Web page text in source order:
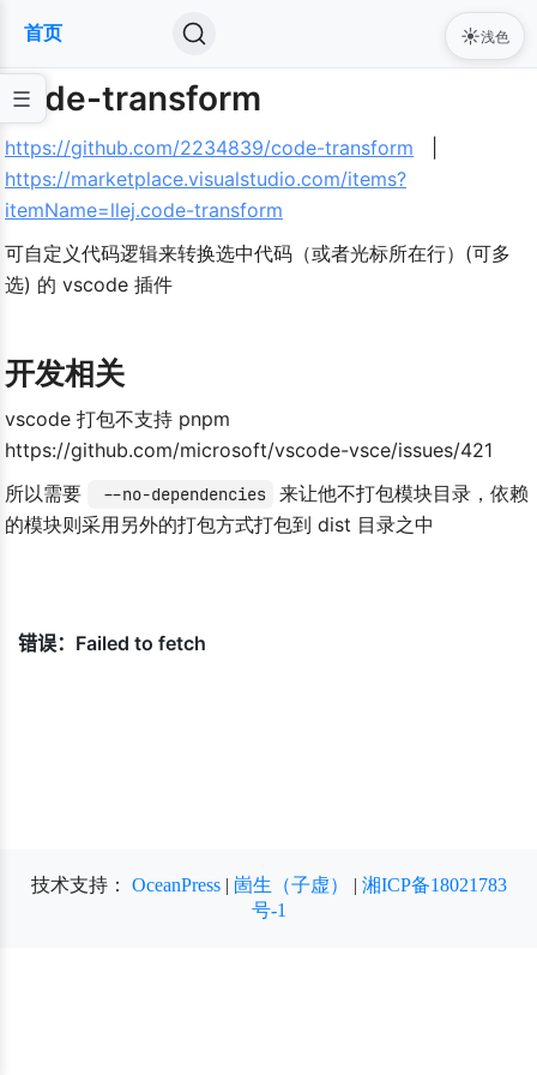
首页
code-transform
https://github.com/2234839/code-transform
https://marketplace.visualstudio.com/items?
itemName=llej.code-transform
可自定义代码逻辑来转换选中代码（或者光标所在行）(可多
选) 的 vscode 插件
开发相关
vscode 打包不支持 pnpm
https://github.com/microsoft/vscode-vsce/issues/421
所以需要
--no-dependencies
​ 来让他不打包模块目录，依赖
的模块则采用另外的打包方式打包到 dist 目录之中
☀️浅色
技术支持： OceanPress| 崮生（子虚） | 湘ICP备18021783
号-1